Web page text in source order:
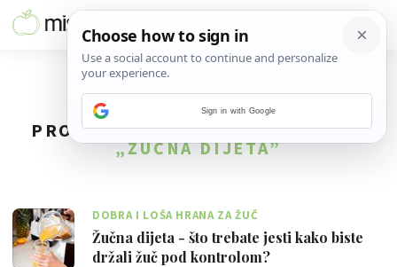
PRONAĐENO2REZULTATA ZA TAG
„ŽUČNA DIJETA”
DOBRA I LOŠA HRANA ZA ŽUČ
Žučna dijeta - što trebate jesti kako biste
držali žuč pod kontrolom?
Sign in with Google